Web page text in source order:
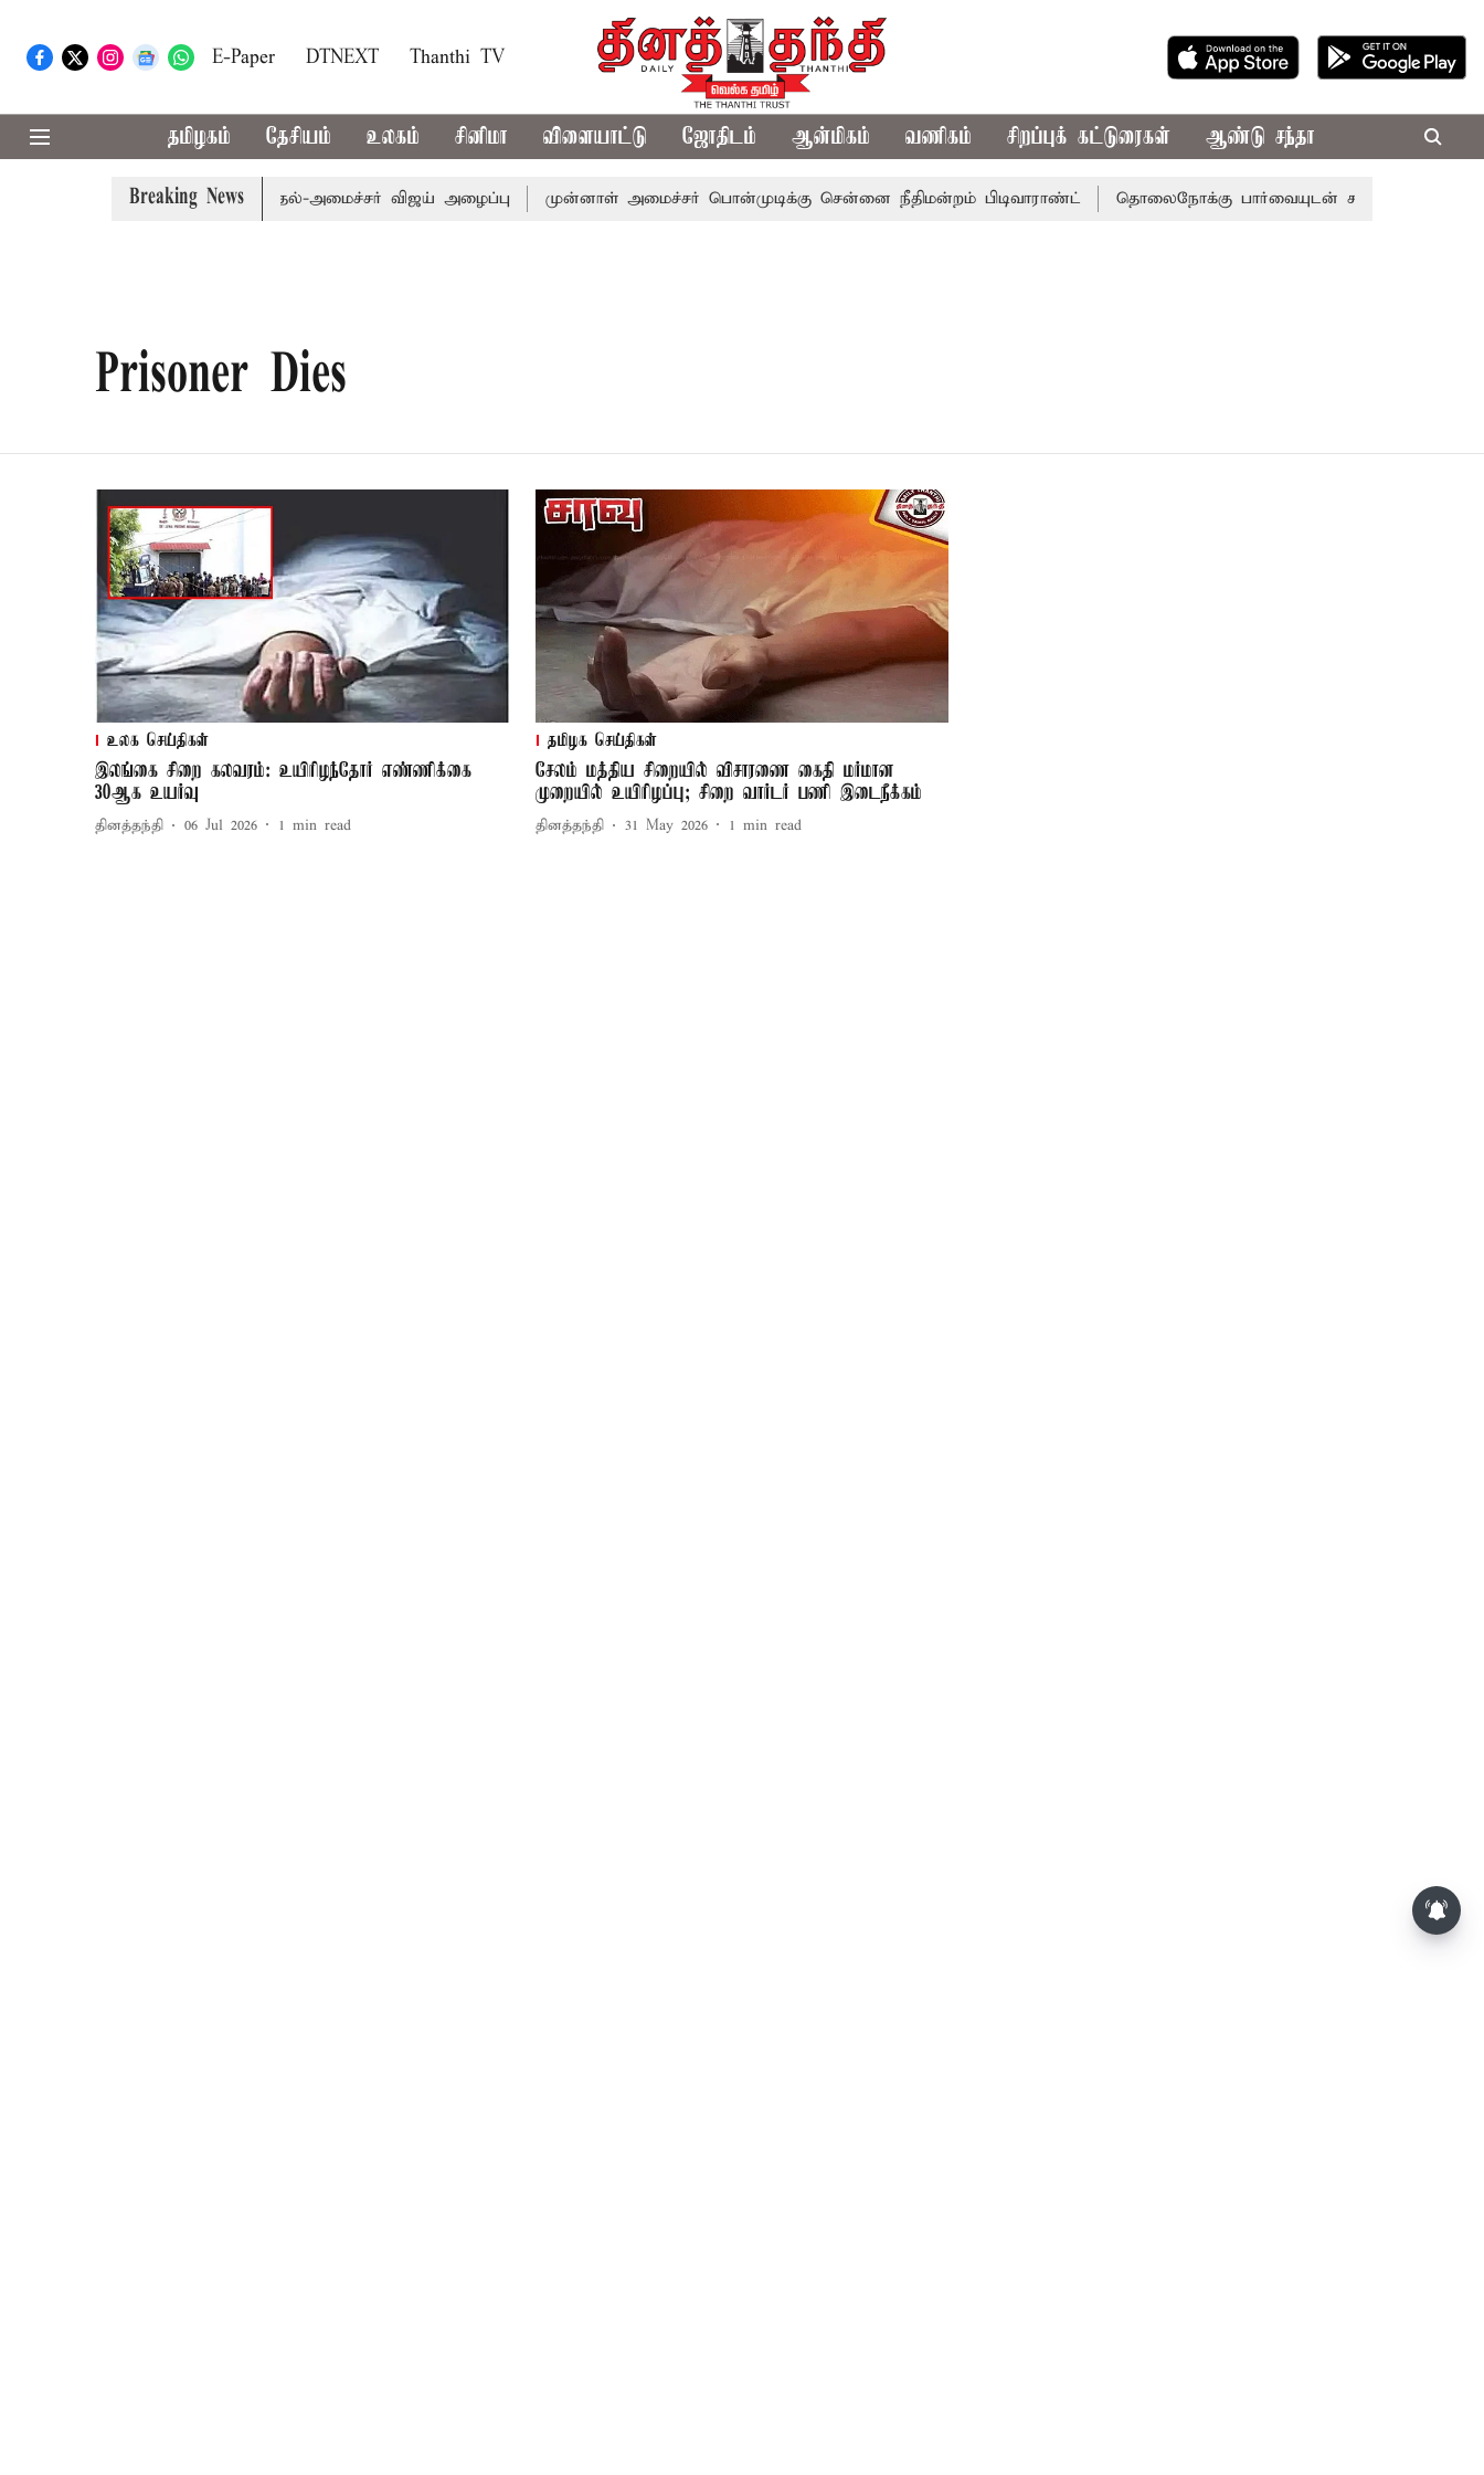
E-Paper DTNEXT Thanthi TV
தமிழகம் தேசியம் உலகம் சினிமா விளையாட்டு ஜோதிடம் ஆன்மிகம் வணிகம் சிறப்புக் கட்டுரைகள் ஆண்டு சந்தா
Breaking News
எம்.பி.க்கள் கூட்டத்துக்கு முதல்-அமைச்சர் விஜய் அழைப்பு முன்னாள் அமைச்சர் பொன்முடிக்கு சென்னை நீதிமன்றம் பிடிவாராண்ட் தொலைநோக்கு பார்வையுடன் கூடிய வேளாண்
Prisoner Dies
உலக செய்திகள்
இலங்கை சிறை கலவரம்: உயிரிழந்தோர் எண்ணிக்கை
30ஆக உயர்வு
தினத்தந்தி 06 Jul 2026 1 min read
தமிழக செய்திகள்
சேலம் மத்திய சிறையில் விசாரணை கைதி மர்மான
முறையில் உயிரிழப்பு; சிறை வார்டர் பணி இடைநீக்கம்
தினத்தந்தி 31 May 2026 1 min read